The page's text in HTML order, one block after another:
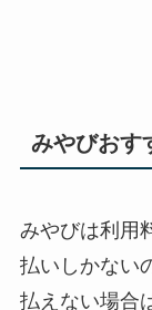
みやびおす
みやびは利用
払いしかない
払えない場合